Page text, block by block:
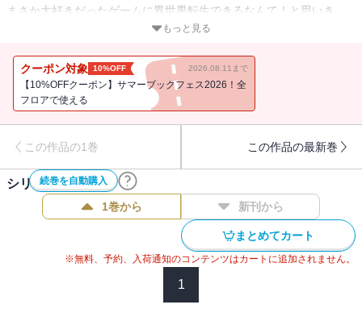
まさか大好きだったゲームに異世界転生できるなんて！と思いき
や、ツェツィはゲームに名前も姿も登場しない、ただのモブキャラ
転生モノを読み漁っていた身としては物足りなさを覚える
が・・・・・・とはいえ外見は美少女だし、実家は侯爵家で裕福、
家族にも愛されており、恵まれた環境に感謝していた。
ただでさえ加護を受けることが珍しい世界で、おとぎ話の中の存在
だと思われていた二人からの『愛し子』認定に、本当に自分がモブ
なのか疑問に思うツェツィ。
さらには、若き国王にも興味を持たれて可愛がられる始末――。
「わたくしって本当にモブよね・・・？」
周囲からの溺愛に浸りつつ、前世知識チートで色々やらかしちゃう
もっと見る
クーポン対象 10%OFF 2026.08.11まで
【10%OFFクーポン】サマーブックフェス2026！全
フロアで使える
この作品の1巻 この作品の最新巻
続巻を自動購入
シリーズ作品(9件)
1巻から 新刊から
まとめてカート
※無料、予約、入荷通知のコンテンツはカートに追加されません。
1